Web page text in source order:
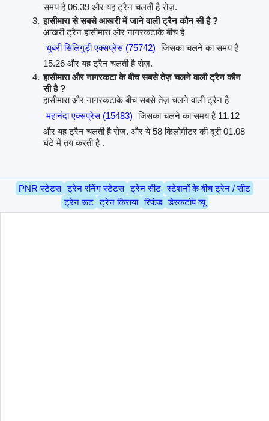
समय है 06.39 और यह ट्रैन चलती है रोज़.
हासीमारा से सबसे आखरी में जाने वाली ट्रैन कौन सी है ?
आखरी ट्रैन हासीमारा और नागरकटाके बीच है
धुबरी सिलिगुड़ी एक्सप्रेस (75742) जिसका चलने का समय है
15.26 और यह ट्रैन चलती है रोज़.
हासीमारा और नागरकटा के बीच सबसे तेज़ चलने वाली ट्रैन कौन
सी है ?
हासीमारा और नागरकटाके बीच सबसे तेज़ चलने वाली ट्रैन है
महानंदा एक्सप्रेस (15483) जिसका चलने का समय है 11.12
और यह ट्रैन चलती है रोज़. और ये 58 किलोमीटर की दूरी 01.08
घंटे में तय करती है .
PNR स्टेटस ट्रेन रनिंग स्टेटस ट्रेन सीट स्टेशनों के बीच ट्रेन / सीट
ट्रेन रूट ट्रेन किराया रिफंड डेस्कटॉप व्यू